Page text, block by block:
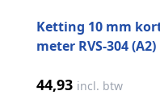
Ketting 10 mm
meter RVS-304 (A2)
44,93 incl. btw